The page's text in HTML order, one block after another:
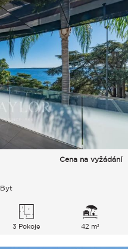
Cena na vyžádání
Byt
3 Pokoje 42 m²